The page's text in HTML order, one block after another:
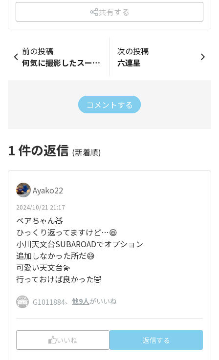
共有する
前の投稿
何気に撮影したスーパームーン‼️
次の投稿
六連星
コメントする
1 件の返信 (新着順)
Ayako22
2024/10/21 21:17
ベアちゃん🧸
ひっくり返ってますけど…😆
小川天文台SUBAROADでオプション
追加しなかった所だ😅
可愛い天文台💫
行っておけば良かった🤣
G1011884、 他9人がいいね
いいね 返信する